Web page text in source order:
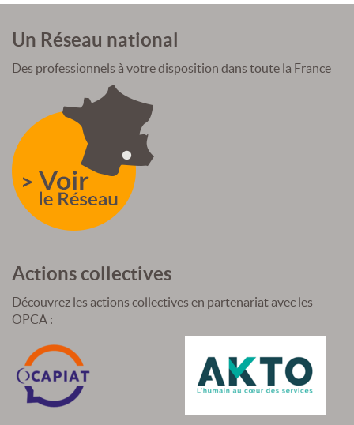
Un Réseau national
Des professionnels à votre disposition dans toute la France
Actions collectives
Découvrez les actions collectives en partenariat avec les
OPCA :